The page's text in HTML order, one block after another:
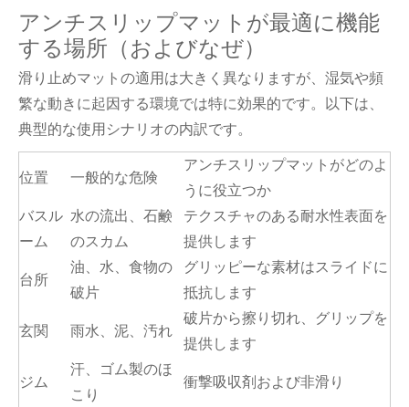
アンチスリップマットが最適に機能
する場所（およびなぜ）
滑り止めマットの適用は大きく異なりますが、湿気や頻
繁な動きに起因する環境では特に効果的です。以下は、
典型的な使用シナリオの内訳です。
位置 一般的な危険
アンチスリップマットがどのよ
うに役立つか
バスル
ーム
水の流出、石鹸
のスカム
テクスチャのある耐水性表面を
提供します
台所
油、水、食物の
破片
グリッピーな素材はスライドに
抵抗します
玄関
雨水、泥、汚れ
破片から擦り切れ、グリップを
提供します
ジム
汗、ゴム製のほ
こり
衝撃吸収剤および非滑り